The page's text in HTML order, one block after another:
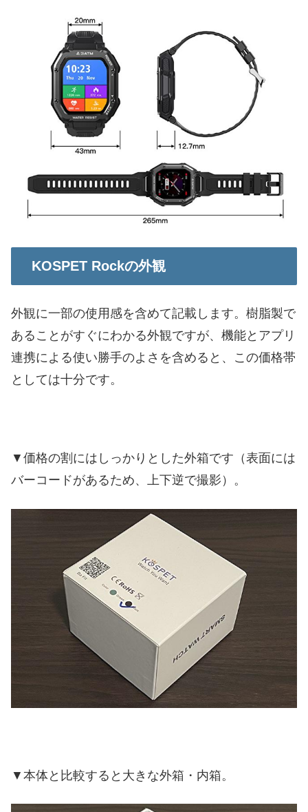
KOSPET Rockの外観
外観に一部の使用感を含めて記載します。樹脂製で
あることがすぐにわかる外観ですが、機能とアプリ
連携による使い勝手のよさを含めると、この価格帯
としては十分です。
▼価格の割にはしっかりとした外箱です（表面には
バーコードがあるため、上下逆で撮影）。
▼本体と比較すると大きな外箱・内箱。